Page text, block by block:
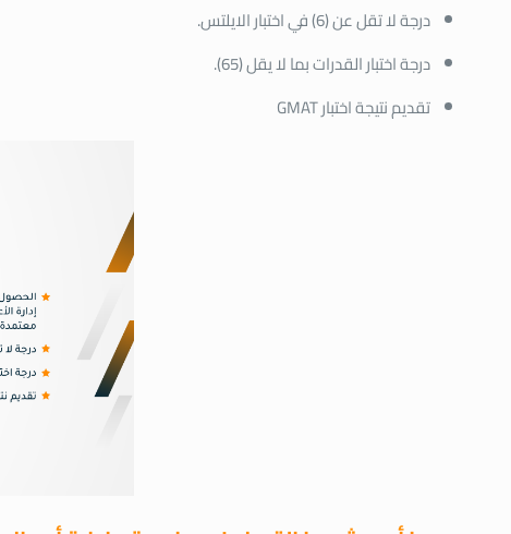
درجة لا تقل عن (6) في اختبار الايلتس.
درجة اختبار القدرات بما لا يقل (65).
تقديم نتيجة اختبار GMAT